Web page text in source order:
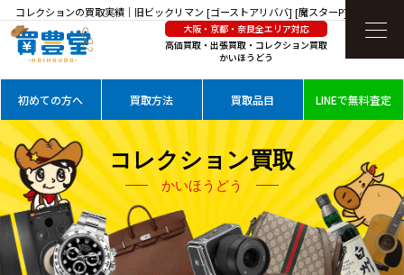
コレクションの買取実績｜旧ビックリマン [ゴーストアリババ] [魔スターP] 当時物を高
価買取
大阪・京都・奈良全エリア対応
高価買取・出張買取・コレクション買取
かいほうどう
初めての方へ 買取方法 買取品目 LINEで無料査定
コレクション買取
かいほうどう